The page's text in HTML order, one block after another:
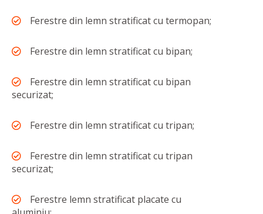
Ferestre din lemn stratificat cu termopan;
Ferestre din lemn stratificat cu bipan;
Ferestre din lemn stratificat cu bipan
securizat;
Ferestre din lemn stratificat cu tripan;
Ferestre din lemn stratificat cu tripan
securizat;
Ferestre lemn stratificat placate cu